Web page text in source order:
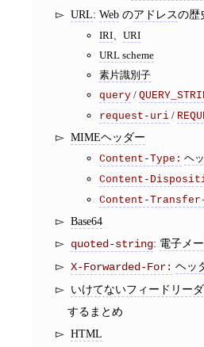
URL:Web のアドレスの歴
IRI、 URI
URL scheme
素片識別子
query/
request-uri /
MIMEヘッダー
Content-Type: ヘ
Content-
Content-
Base64
quoted-string: 電子メ
X-Forwarded-For: ヘッ
いけてないフィードリー
するまとめ
HTML